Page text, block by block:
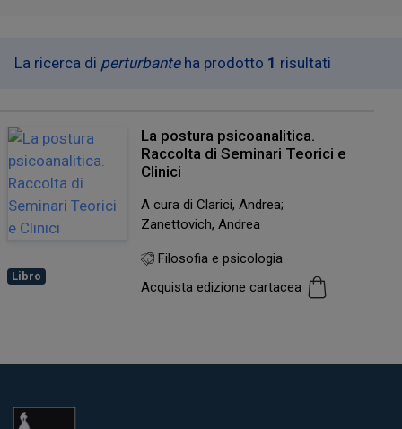
La ricerca di perturbanteha prodotto 1 risultati
Libro
La postura psicoanalitica.
Raccolta di Seminari Teorici e
Clinici
A cura di Clarici, Andrea;
Zanettovich, Andrea
Filosofia e psicologia
Acquista edizione cartacea